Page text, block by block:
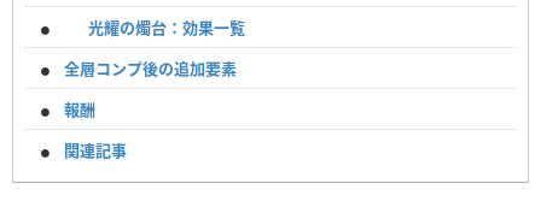
光耀の燭台：効果一覧
全層コンプ後の追加要素
報酬
関連記事